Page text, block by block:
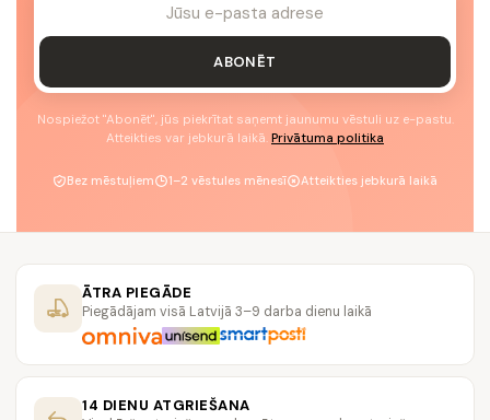
ABONĒT
Nospiežot "Abonēt", jūs piekrītat saņemt jaunumu vēstuli uz e-pastu.
Atteikties var jebkurā laikā. Privātuma politika
Bez mēstuļiem 1–2 vēstules mēnesī Atteikties jebkurā laikā
ĀTRA PIEGĀDE
Piegādājam visā Latvijā 3–9 darba dienu laikā
14 DIENU ATGRIEŠANA